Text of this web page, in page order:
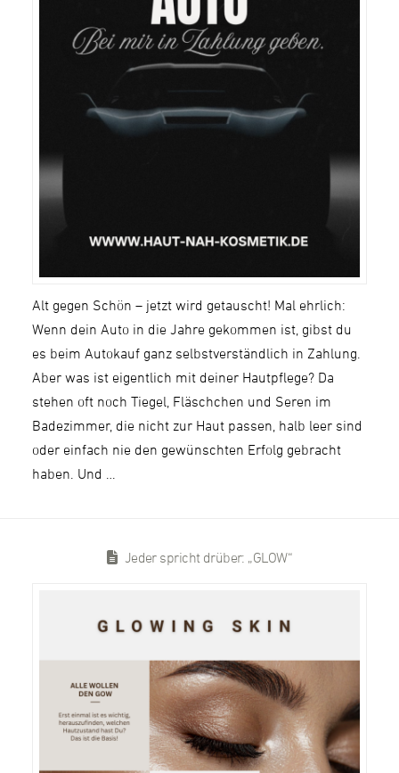
Alt gegen Schön – jetzt wird getauscht! Mal ehrlich:
Wenn dein Auto in die Jahre gekommen ist, gibst du
es beim Autokauf ganz selbstverständlich in Zahlung.
Aber was ist eigentlich mit deiner Hautpflege? Da
stehen oft noch Tiegel, Fläschchen und Seren im
Badezimmer, die nicht zur Haut passen, halb leer sind
oder einfach nie den gewünschten Erfolg gebracht
haben. Und …
Jeder spricht drüber: „GLOW“